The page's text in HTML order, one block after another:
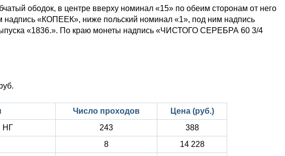
ободок, в центре вверху номинал «15» по обеим сторонам от него
надпись «КОПЕЕК», ниже польский номинал «1», под ним надпись
«1836.». По краю монеты надпись «ЧИСТОГО СЕРЕБРА 60 3/4
Число проходов
Цена (руб.)
НГ
243
388
8
14 228